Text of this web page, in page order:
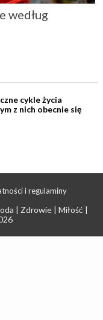
według
cykle życia
z nich obecnie się
i regulaminy
| Zdrowie | Miłość |